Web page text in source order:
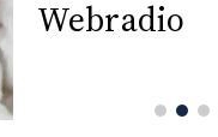
Webradio